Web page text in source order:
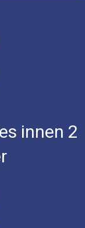
innen 2